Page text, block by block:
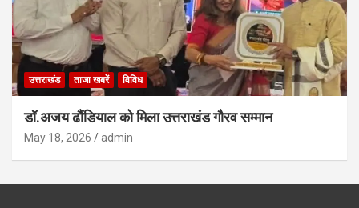
उत्तराखंड ताजा खबरें विविध
डॉ.अजय ढौंडियाल को मिला उत्तराखंड गौरव सम्मान
May 18, 2026 admin